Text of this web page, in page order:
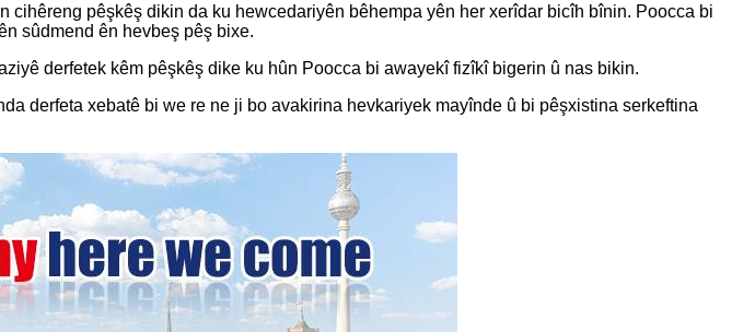
pêşkêş dikin da ku hewcedariyên bêhempa yên her xerîdar bicîh bînin. Poocca bi
sûdmend ên hevbeş pêş bixe.
derfetek kêm pêşkêş dike ku hûn Poocca bi awayekî fizîkî bigerin û nas bikin.
derfeta xebatê bi we re ne ji bo avakirina hevkariyek mayînde û bi pêşxistina serkeftina